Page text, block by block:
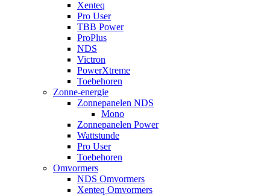
Xenteq
Pro User
TBB Power
ProPlus
NDS
Victron
PowerXtreme
Toebehoren
Zonne-energie
Zonnepanelen NDS
Mono
Zonnepanelen Power
Wattstunde
Pro User
Toebehoren
Omvormers
NDS Omvormers
Xenteq Omvormers